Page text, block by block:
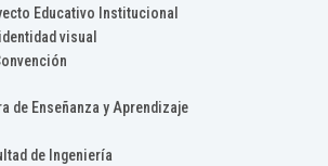
Educativo Institucional
visual
de Enseñanza y Aprendizaje
de Ingeniería